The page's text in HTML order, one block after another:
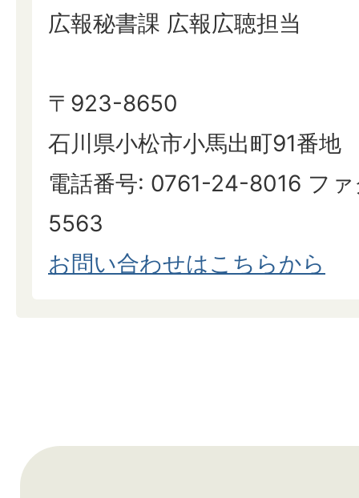
広報秘書課 広報広聴担当
〒923-8650
石川県小松市小馬出町91番地
電話番号: 0761-24-8016 フ
5563
お問い合わせはこちらから